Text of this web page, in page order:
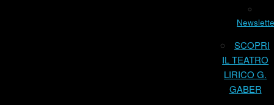
SCOPRI
IL TEATRO
LIRICO G.
GABER